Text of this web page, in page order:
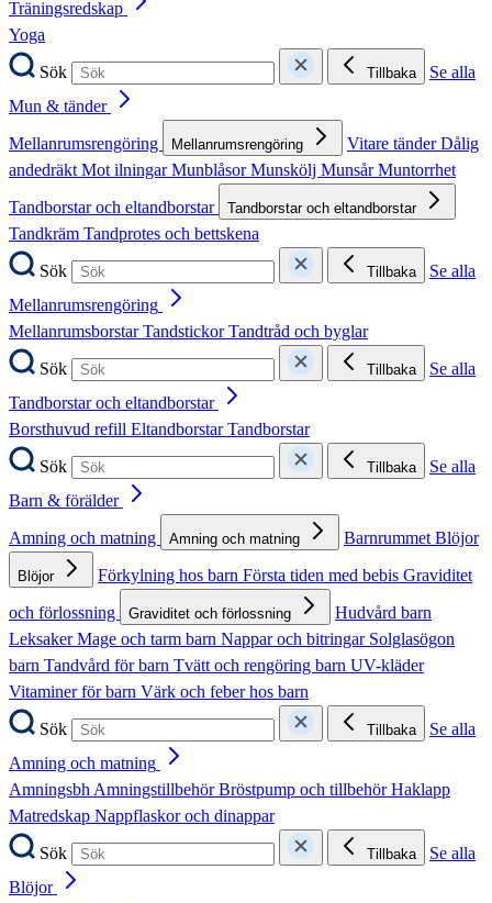
Träningsredskap
Yoga
Sök
Tillbaka
Se alla
Mun & tänder
Mellanrumsrengöring
Mellanrumsrengöring Vitare tänderDålig
andedräktMot ilningarMunblåsorMunskölj MunsårMuntorrhet
Tandborstar och eltandborstar
Tandborstar och eltandborstar
Tandkräm Tandprotes och bettskena
Sök
Tillbaka
Se alla
Mellanrumsrengöring
MellanrumsborstarTandstickorTandtråd och byglar
Sök
Tillbaka
Se alla
Tandborstar och eltandborstar
Borsthuvud refill EltandborstarTandborstar
Sök
Tillbaka
Se alla
Barn & förälder
Amning och matning
Amning och matning BarnrummetBlöjor
Blöjor Förkylning hos barn Första tiden med bebis Graviditet
och förlossning
Graviditet och förlossning
Hudvård barn
LeksakerMage och tarm barn Nappar och bitringar Solglasögon
barn Tandvård för barn Tvätt och rengöring barn UV-kläder
Vitaminer för barn Värk och feber hos barn
Sök
Tillbaka
Se alla
Amning och matning
AmningsbhAmningstillbehörBröstpump och tillbehörHaklapp
Matredskap Nappflaskor och dinappar
Sök
Tillbaka
Se alla
Blöjor